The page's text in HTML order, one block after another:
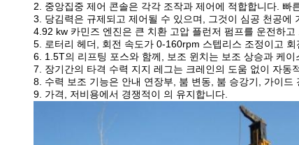
2. 중앙집중 제어 콘솔은 각각 조작과 제어에 적합합니다. 빠
3. 당김력은 규제되고 제어될 수 있으며, 그것이 심공 천공에
4.92 kw 카민즈 엔진은 큰 치환 고압 플런저 펌프를 운전하
5. 로터리 헤더, 회전 속도가 0-160rpm 스텝리스 조정이고
6. 1.5T의 리프팅 포스와 함께, 보조 윈치는 보조 상승과 케이
7. 장기간의 타격 수력 지지 레그는 크레인의 도움 없이 자동
8. 수력 보조 기능은 안내 연장부, 붐 변동, 붐 승강기, 가이드
9. 가격, 저비용에서 경쟁적이 의 유지합니다.